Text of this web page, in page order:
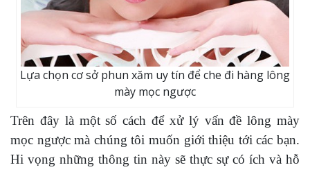
Lựa chọn cơ sở phun xăm uy tín để che đi hàng lông
mày mọc ngược
Trên đây là một số cách để xử lý vấn đề lông mày
mọc ngược mà chúng tôi muốn giới thiệu tới các bạn.
Hi vọng những thông tin này sẽ thực sự có ích và hỗ